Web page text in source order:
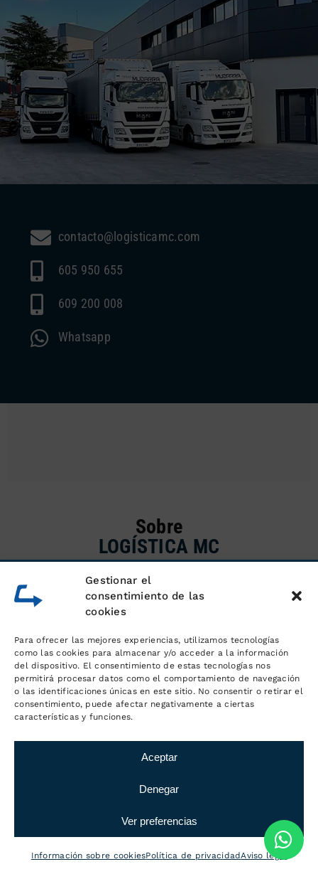
Gestionar el
consentimiento de las
cookies
Para ofrecer las mejores experiencias, utilizamos tecnologías
como las cookies para almacenar y/o acceder a la información
del dispositivo. El consentimiento de estas tecnologías nos
permitirá procesar datos como el comportamiento de navegación
o las identificaciones únicas en este sitio. No consentir o retirar el
consentimiento, puede afectar negativamente a ciertas
características y funciones.
Aceptar
Denegar
Ver preferencias
Información sobre cookiesPolítica de privacidadAviso legal
contacto@logisticamc.com
605 950 655
609 200 008
Whatsapp
Sobre
LOGÍSTICA MC
Las marcas más importantes confían
en nuestras instalaciones para la
de sus productos. En nuestras
instalaciones, muy cerca de Ripollet,
trabajamos con estas empresas.